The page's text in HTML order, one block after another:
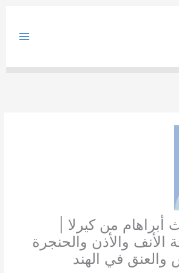
أبراهام من كيرلا |
الأنف والأذن والحنجرة
والعنق في الهند